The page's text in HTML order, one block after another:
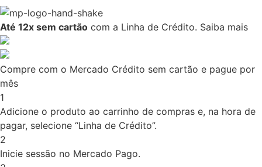
Até 12x sem cartão com a Linha de Crédito. Saiba mais
Compre com o Mercado Crédito sem cartão e pague por
mês
1
Adicione o produto ao carrinho de compras e, na hora de
pagar, selecione “Linha de Crédito”.
2
Inicie sessão no Mercado Pago.